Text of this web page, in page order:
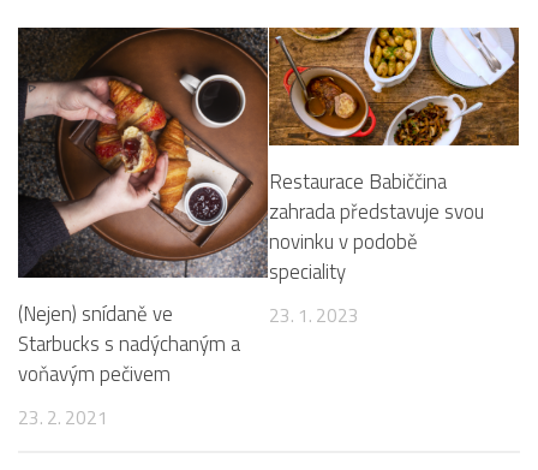
Zdroj foto:Driving Range Rohanský ostrov
YOU MAY ALSO LIKE...